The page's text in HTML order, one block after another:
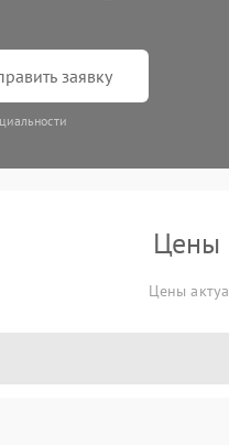
заявку
Цены
Цены